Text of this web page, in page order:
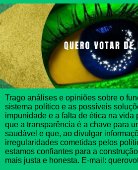
Trago análises e opiniões sobre o
sistema político e as possíveis
impunidade e a falta de ética na vida
que a transparência é a chave para
saudável e que, ao divulgar
irregularidades cometidas pelos
estamos confiantes para a
mais justa e honesta. E-mail: